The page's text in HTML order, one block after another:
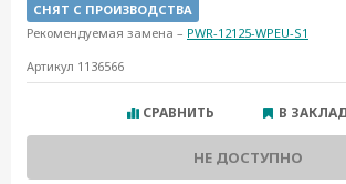
СНЯТ С ПРОИЗВОДСТВА
Рекомендуемая замена – PWR-12125-WPEU-S1
Артикул 1136566
СРАВНИТЬ В
НЕ ДОСТУПНО